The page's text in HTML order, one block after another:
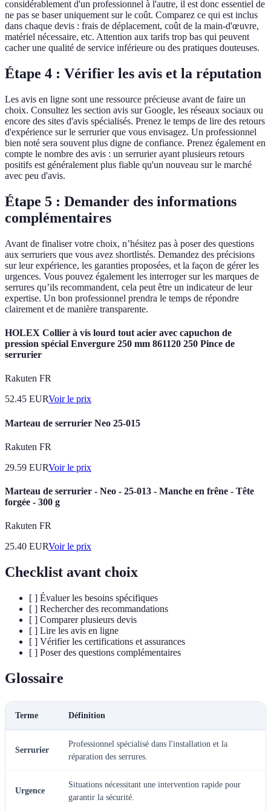
considérablement d'un professionnel à l'autre, il est donc essentiel de
ne pas se baser uniquement sur le coût. Comparez ce qui est inclus
dans chaque devis : frais de déplacement, coût de la main-d'œuvre,
matériel nécessaire, etc. Attention aux tarifs trop bas qui peuvent
cacher une qualité de service inférieure ou des pratiques douteuses.
Étape 4 : Vérifier les avis et la réputation
Les avis en ligne sont une ressource précieuse avant de faire un
choix. Consultez les section avis sur Google, les réseaux sociaux ou
encore des sites d'avis spécialisés. Prenez le temps de lire des retours
d'expérience sur le serrurier que vous envisagez. Un professionnel
bien noté sera souvent plus digne de confiance. Prenez également en
compte le nombre des avis : un serrurier ayant plusieurs retours
positifs est généralement plus fiable qu'un nouveau sur le marché
avec peu d'avis.
Étape 5 : Demander des informations
complémentaires
Avant de finaliser votre choix, n’hésitez pas à poser des questions
aux serruriers que vous avez shortlistés. Demandez des précisions
sur leur expérience, les garanties proposées, et la façon de gérer les
urgences. Vous pouvez également les interroger sur les marques de
serrures qu’ils recommandent, cela peut être un indicateur de leur
expertise. Un bon professionnel prendra le temps de répondre
clairement et de manière transparente.
HOLEX Collier à vis lourd tout acier avec capuchon de
pression spécial Envergure 250 mm 861120 250 Pince de
serrurier
Rakuten FR
52.45 EURVoir le prix
Marteau de serrurier Neo 25-015
Rakuten FR
29.59 EURVoir le prix
Marteau de serrurier - Neo - 25-013 - Manche en frêne - Tête
forgée - 300 g
Rakuten FR
25.40 EURVoir le prix
Checklist avant choix
[ ] Évaluer les besoins spécifiques
[ ] Rechercher des recommandations
[ ] Comparer plusieurs devis
[ ] Lire les avis en ligne
[ ] Vérifier les certifications et assurances
[ ] Poser des questions complémentaires
Glossaire
Terme Définition
Serrurier
Professionnel spécialisé dans l'installation et la
réparation des serrures.
Urgence
Situations nécessitant une intervention rapide pour
garantir la sécurité.